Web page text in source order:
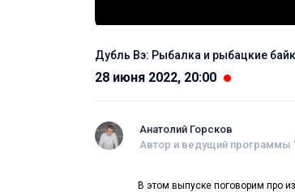
Дубль Вэ: Рыбалка и рыбацкие
28 июня 2022, 20:00
Анатолий Горсков
Автор и ведущий программы
В этом выпуске поговорим про